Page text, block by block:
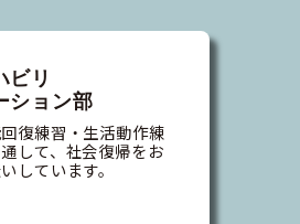
ビリ
ション部
復練習・生活動作練
して、社会復帰をお
しています。